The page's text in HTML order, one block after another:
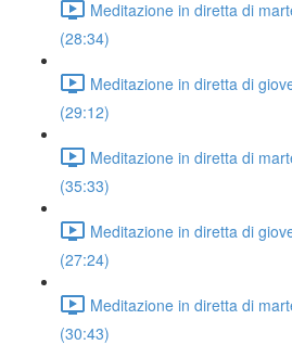
Meditazione in diretta di
(28:34)
Meditazione in diretta di
(29:12)
Meditazione in diretta di
(35:33)
Meditazione in diretta di
(27:24)
Meditazione in diretta di
(30:43)